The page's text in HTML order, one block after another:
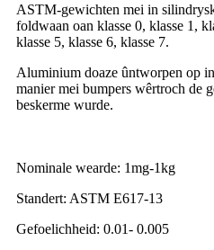
ASTM-gewichten mei in
foldwaan oan klasse 0, klasse 1,
klasse 5, klasse 6, klasse 7.
Aluminium doaze ûntworpen op
manier mei bumpers wêrtroch de
beskerme wurde.
Nominale wearde: 1mg-1kg
Standert: ASTM E617-13
Gefoelichheid: 0.01- 0.005